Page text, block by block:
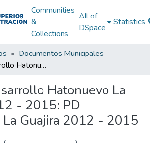
Communities
&
Collections
All of
DSpace
Statistics
Documentos Municipales
Plan de Desarrollo Hatonuevo La Guajira 2012 - 2015: PD Hatonuevo La Guajira 2012 - 2015
Hatonuevo La
- 2015: PD
La Guajira 2012 - 2015